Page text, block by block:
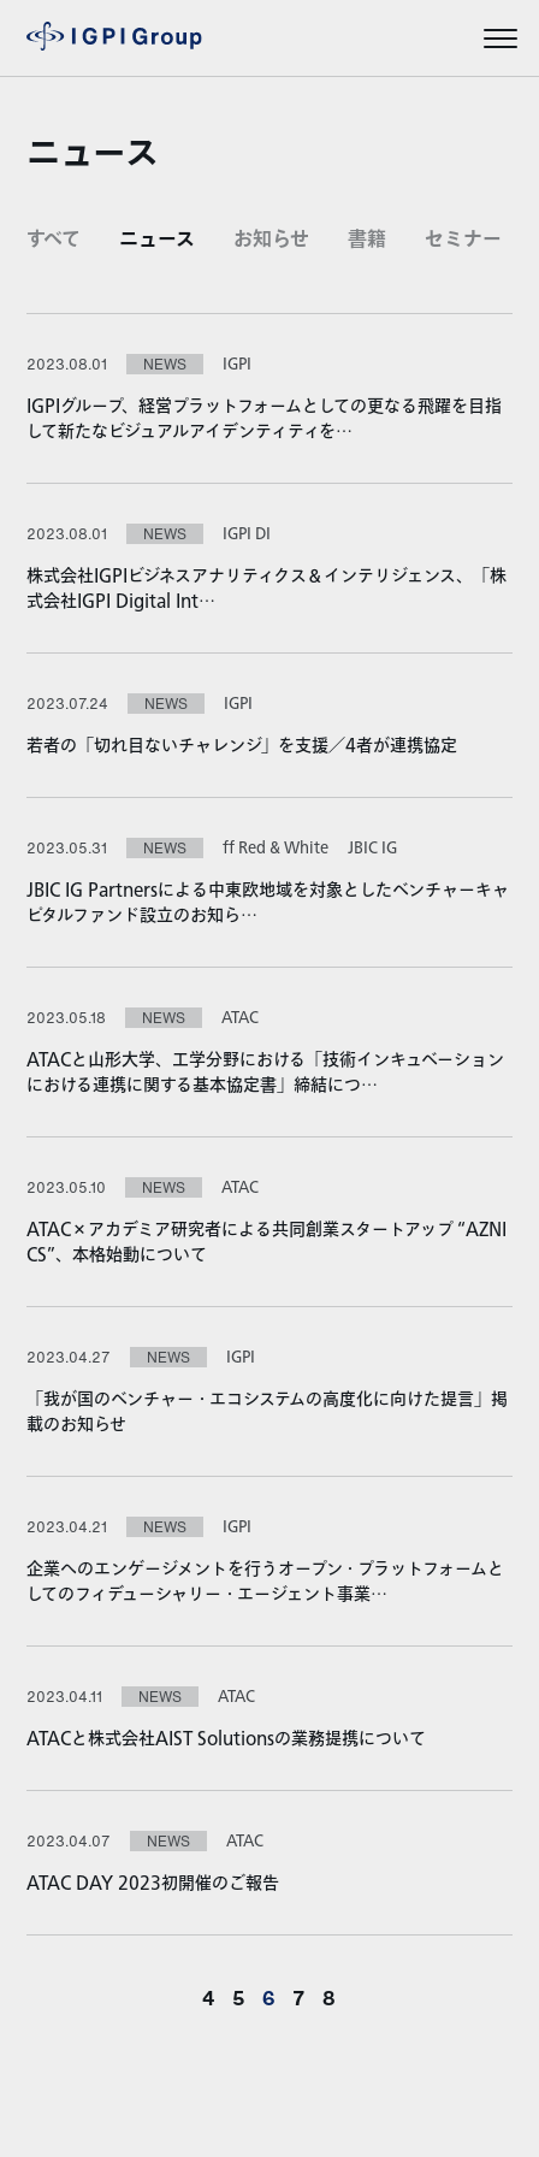
ニュース
すべて ニュース お知らせ 書籍 セミナー
2023.08.01 NEWS IGPI
IGPIグループ、経営プラットフォームとしての更なる飛躍を目指
して新たなビジュアルアイデンティティを…
2023.08.01 NEWS IGPI DI
株式会社IGPIビジネスアナリティクス＆インテリジェンス、「株
式会社IGPI Digital Int…
2023.07.24 NEWS IGPI
若者の「切れ目ないチャレンジ」を支援／4者が連携協定
2023.05.31 NEWS ff Red & White JBIC IG
JBIC IG Partnersによる中東欧地域を対象としたベンチャーキャ
ピタルファンド設立のお知ら…
2023.05.18 NEWS ATAC
ATACと山形大学、工学分野における「技術インキュベーション
における連携に関する基本協定書」締結につ…
2023.05.10 NEWS ATAC
ATAC×アカデミア研究者による共同創業スタートアップ “AZNI
CS”、本格始動について
2023.04.27 NEWS IGPI
「我が国のベンチャー・エコシステムの高度化に向けた提言」掲
載のお知らせ
2023.04.21 NEWS IGPI
企業へのエンゲージメントを行うオープン・プラットフォームと
してのフィデューシャリー・エージェント事業…
2023.04.11 NEWS ATAC
ATACと株式会社AIST Solutionsの業務提携について
2023.04.07 NEWS ATAC
ATAC DAY 2023初開催のご報告
4 5 6 7 8